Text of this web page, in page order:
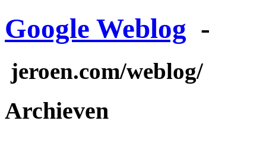
Google Weblog -
jeroen.com/weblog/
Archieven